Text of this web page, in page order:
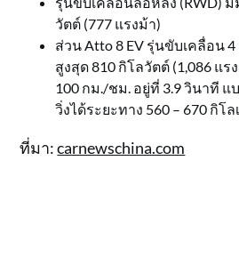
วัตต์ (777 แรงม้า)
ส่วน Atto 8 EV รุ่นขับเคลื่อน
สูงสุด 810 กิโลวัตต์ (1,086 แร
100 กม./ชม. อยู่ที่ 3.9 วินาที แ
วิ่งได้ระยะทาง 560 – 670 กิโล
ที่มา:carnewschina.com